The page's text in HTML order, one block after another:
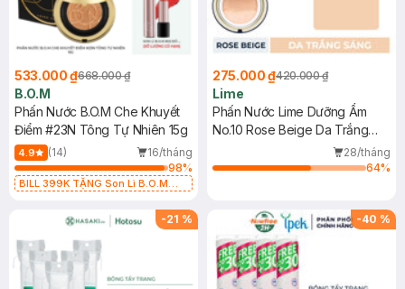
533.000 ₫668.000 ₫
B.O.M
Phấn Nước B.O.M Che Khuyết
Điểm #23N Tông Tự Nhiên 15g
4.9 (14)
16/tháng
98%
BILL 399K TẶNG Son Lì B.O.M
275.000 ₫420.000 ₫
Lime
Phấn Nước Lime Dưỡng Ẩm
No.10 Rose Beige Da Trắng
28/tháng
64%
-21 % -40 %